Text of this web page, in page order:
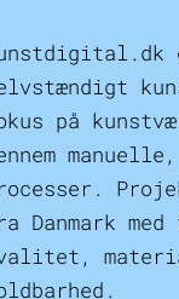
på
Danmark